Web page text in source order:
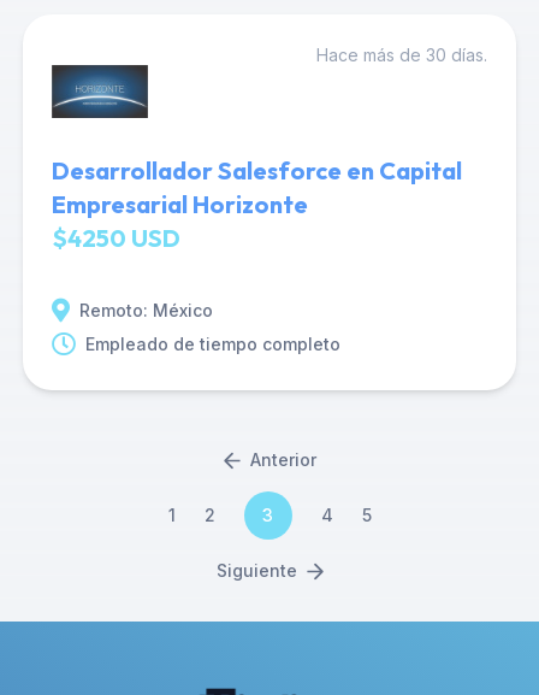
Hace más de 30 días.
Desarrollador Salesforce en Capital
Empresarial Horizonte
$4250 USD
Remoto: México
Empleado de tiempo completo
Anterior
1 2 3 4 5
Siguiente